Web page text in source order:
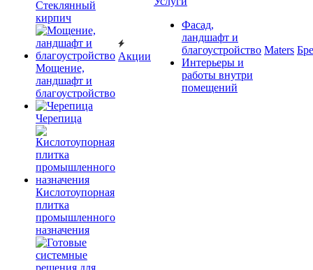
Cтеклянный
кирпич
Мощение,
ландшафт и
благоустройство
Черепица
Кислотоупорная
плитка
промышленного
назначения
Акции
Фасад,
ландшафт и
благоустройство
Интерьеры и
работы внутри
помещений
Maters